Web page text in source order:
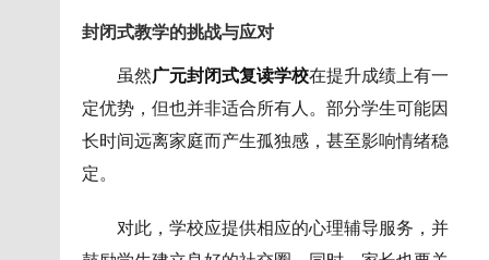
封闭式教学的挑战与应对
虽然广元封闭式复读学校在提升成绩上有一
定优势，但也并非适合所有人。部分学生可能因
长时间远离家庭而产生孤独感，甚至影响情绪稳
定。
对此，学校应提供相应的心理辅导服务，并